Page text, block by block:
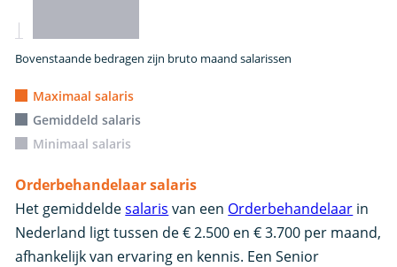
Bovenstaande bedragen zijn bruto maand salarissen
Maximaal salaris
Gemiddeld salaris
Minimaal salaris
Orderbehandelaar salaris
Het gemiddeldesalaris van een Orderbehandelaar in
Nederland ligt tussen de € 2.500 en € 3.700 per maand,
afhankelijk van ervaring en kennis. Een Senior